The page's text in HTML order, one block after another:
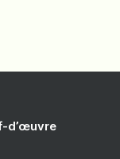
d’œuvre